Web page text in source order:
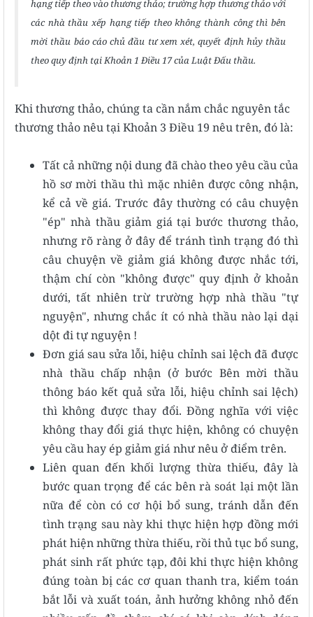
hạng tiếp theo vào thương thảo; trường hợp thương thảo với
các nhà thầu xếp hạng tiếp theo không thành công thì bên
mời thầu báo cáo chủ đầu tư xem xét, quyết định hủy thầu
theo quy định tại Khoản 1 Điều 17 của Luật Đấu thầu.
Khithương thảo, chúng ta cần nắm chắc nguyên tắc
thương thảo nêu tại Khoản 3 Điều 19 nêu trên, đó là:
Tất cả những nội dung đã chào theo yêu cầu của
hồ sơ mời thầu thì mặc nhiên được công nhận,
kể cả về giá. Trước đây thường có câu chuyện
"ép" nhà thầu giảm giá tại bước thương thảo,
nhưng rõ ràng ở đây để tránh tình trạng đó thì
câu chuyện về giảm giá không được nhắc tới,
thậm chí còn "không được" quy định ở khoản
dưới, tất nhiên trừ trường hợp nhà thầu "tự
nguyện", nhưng chắc ít có nhà thầu nào lại dại
dột đi tự nguyện !
Đơn giá sau sửa lỗi, hiệu chỉnh sai lệch đã được
nhà thầu chấp nhận (ở bước Bên mời thầu
thông báo kết quả sửa lỗi, hiệu chỉnh sai lệch)
thì không được thay đổi. Đồng nghĩa với việc
không thay đổi giá thực hiện, không có chuyện
yêu cầu hay ép giảm giá như nêu ở điểm trên.
Liên quan đến khối lượng thừa thiếu, đây là
bước quan trọng để các bên rà soát lại một lần
nữa để còn có cơ hội bổ sung, tránh dẫn đến
tình trạng sau này khi thực hiện hợp đồng mới
phát hiện những thừa thiếu, rồi thủ tục bổ sung,
phát sinh rất phức tạp, đôi khi thực hiện không
đúng toàn bị các cơ quan thanh tra, kiểm toán
bắt lỗi và xuất toán, ảnh hưởng không nhỏ đến